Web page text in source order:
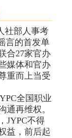
社部人事考
言的首发单
合27家官办
媒体和官办
重而上当受
全国职业
通再维权。
JYPC不得
益，前后起